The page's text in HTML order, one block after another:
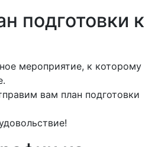
подготовки к
мероприятие, к которому
вам план подготовки